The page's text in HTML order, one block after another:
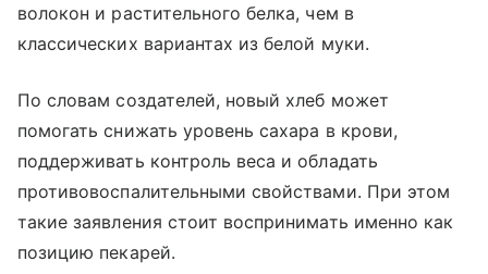
волокон и растительного белка, чем в
классических вариантах из белой муки.
По словам создателей, новый хлеб может
помогать снижать уровень сахара в крови,
поддерживать контроль веса и обладать
противовоспалительными свойствами. При этом
такие заявления стоит воспринимать именно как
позицию пекарей.